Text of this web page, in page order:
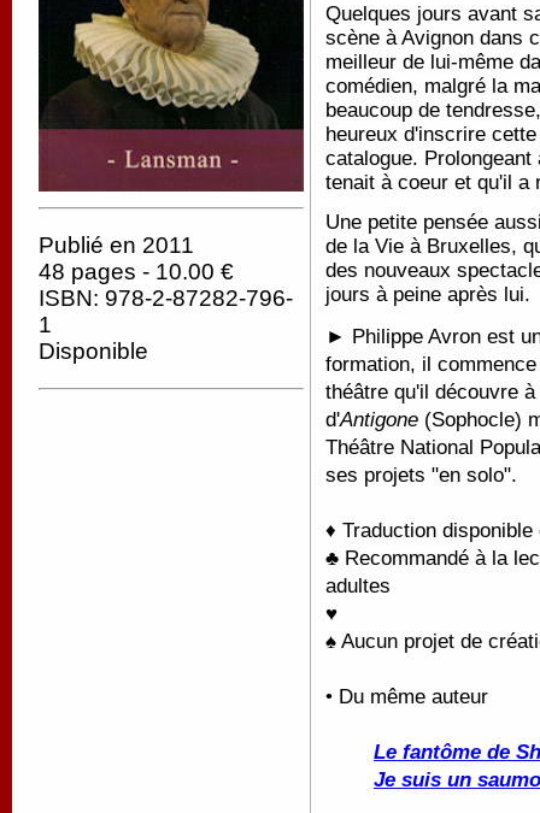
Publié en 2011
48 pages - 10.00 €
ISBN: 978-2-87282-796-
1
Disponible
Quelques jours avant
scène à Avignon dans
meilleur de lui-même
comédien, malgré la
beaucoup de
heureux d'inscrire
catalogue.
tenait à coeur et qu'il
Une petite pensée
de la Vie à Bruxelles,
des nouveaux
jours à peine après lui.
► Philippe Avron est
formation, il
théâtre qu'il découvre
d'Antigone (Sophocle)
Théâtre National
ses projets "en solo".
♦ Traduction
♣ Recommandé à la
adultes
♥
♠ Aucun projet de
• Du même auteur
Le fantôme de
Je suis un